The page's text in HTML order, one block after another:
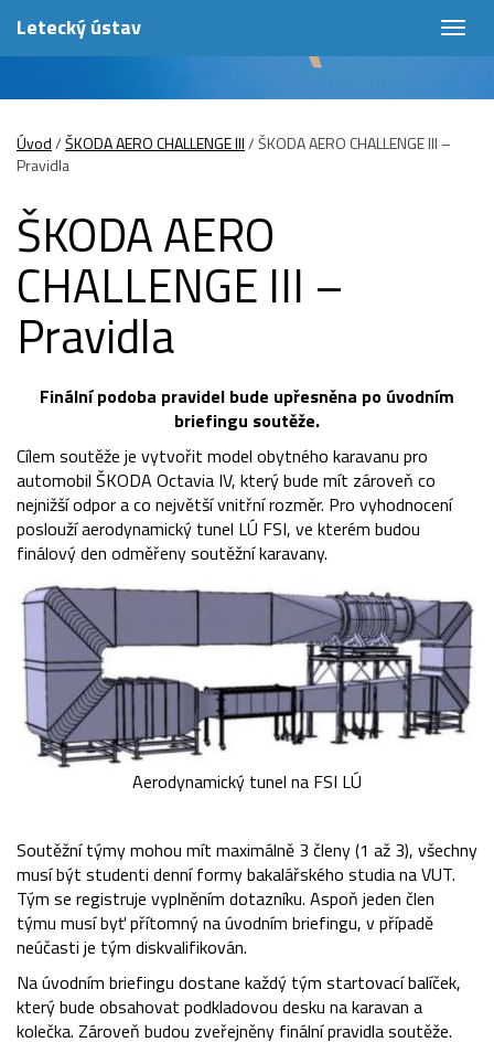
Letecký ústav
Úvod/ŠKODA AERO CHALLENGE III/ŠKODA AERO CHALLENGE III –
Pravidla
ŠKODA AERO
CHALLENGE III –
Pravidla
Finální podoba pravidel bude upřesněna po úvodním
briefingu soutěže.
Cílem soutěže je vytvořit model obytného karavanu pro
automobil ŠKODA Octavia IV, který bude mít zároveň co
nejnižší odpor a co největší vnitřní rozměr. Pro vyhodnocení
poslouží aerodynamický tunel LÚ FSI, ve kterém budou
finálový den odměřeny soutěžní karavany.
Aerodynamický tunel na FSI LÚ
Soutěžní týmy mohou mít maximálně 3 členy (1 až 3), všechny
musí být studenti denní formy bakalářského studia na VUT.
Tým se registruje vyplněním dotazníku. Aspoň jeden člen
týmu musí byť přítomný na úvodním briefingu, v případě
neúčasti je tým diskvalifikován.
Na úvodním briefingu dostane každý tým startovací balíček,
který bude obsahovat podkladovou desku na karavan a
kolečka. Zároveň budou zveřejněny finální pravidla soutěže.